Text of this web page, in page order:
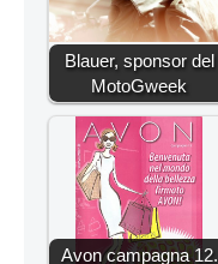
Blauer, sponsor del
MotoGweek
Avon campagna 12.